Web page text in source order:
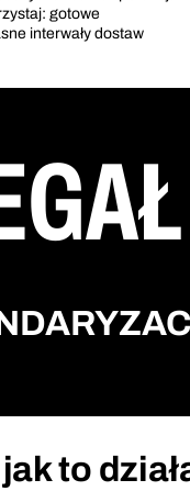
gotowe
interwały dostaw
to